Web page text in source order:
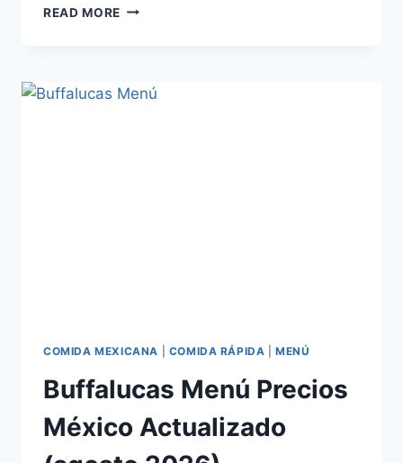
READ MORE BURRITO
MÉXICO
ACTUALIZADO
COMIDA MEXICANA COMIDA RÁPIDA |MENÚ
Buffalucas Menú Precios
México Actualizado